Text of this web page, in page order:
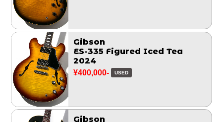
Gibson
ES-335 Figured Iced Tea
2024
¥400,000- USED
Gibson